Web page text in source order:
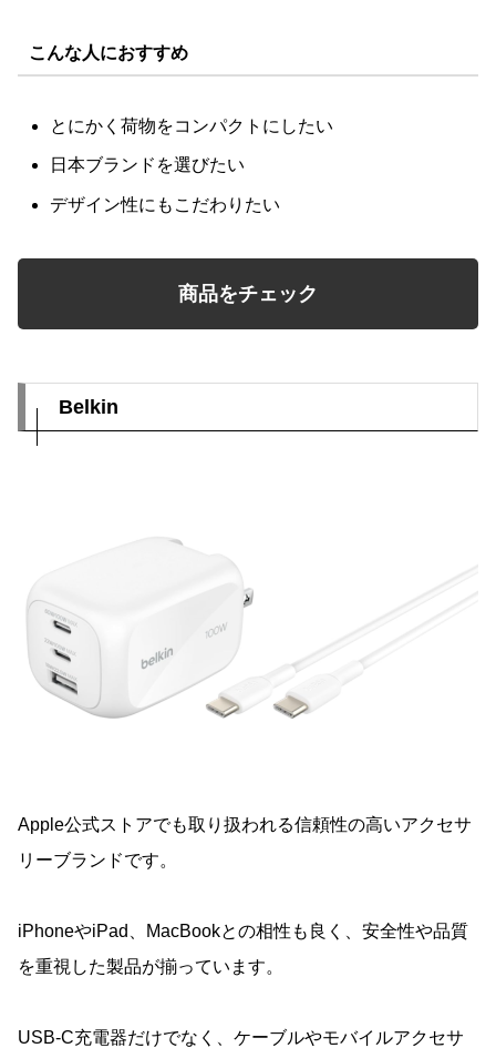
こんな人におすすめ
とにかく荷物をコンパクトにしたい
日本ブランドを選びたい
デザイン性にもこだわりたい
商品をチェック
Belkin
Apple公式ストアでも取り扱われる信頼性の高いアクセサ
リーブランドです。
iPhoneやiPad、MacBookとの相性も良く、安全性や品質
を重視した製品が揃っています。
USB-C充電器だけでなく、ケーブルやモバイルアクセサ